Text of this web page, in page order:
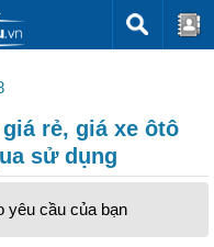
rẻ, giá xe ôtô
sử dụng
yêu cầu của bạn